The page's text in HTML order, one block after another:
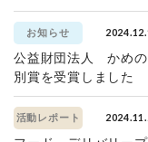
お知らせ
公益財団法人 かめ
別賞を受賞しました
活動レポート